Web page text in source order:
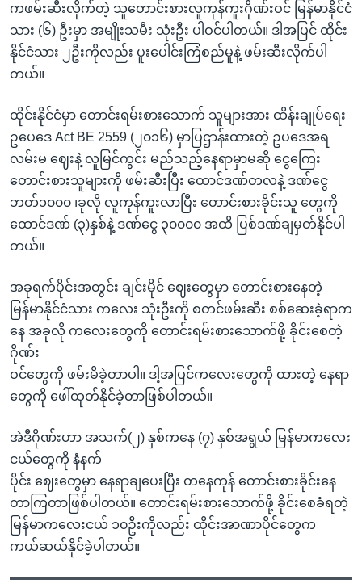
ကဖမ်းဆီးလိုက်တဲ့ သူတောင်းစားလူကုန်ကူးဂိုဏ်းဝင် မြန်မာနိုင်ငံ
သား (၆) ဦးမှာ အမျိုးသမီး သုံးဦး ပါဝင်ပါတယ်။ ဒါအပြင် ထိုင်း
နိုင်ငံသား ၂ဦးကိုလည်း ပူးပေါင်းကြံစည်မူနဲ့ ဖမ်းဆီးလိုက်ပါ
တယ်။
ထိုင်းနိုင်ငံမှာ တောင်းရမ်းစားသောက် သူများအား ထိန်းချုပ်ရေး
ဥပေဒေ Act BE 2559 (၂၀၁၆) မှာပြဌာန်းထားတဲ့ ဥပဒေအရ
လမ်းမ ဈေးနဲ့ လူမြင်ကွင်း မည်သည့်နေရာမှာမဆို ငွေကြေး
တောင်းစားသူများကို ဖမ်းဆီးပြီး ထောင်ဒဏ်တလနဲ့ ဒဏ်ငွေ
ဘတ်၁၀၀၀ ၊ခုလို လူကုန်ကူးလာပြီး တောင်းစားခိုင်းသူ တွေကို
ထောင်ဒဏ် (၃)နှစ်နဲ့ ဒဏ်ငွေ ၃၀၀၀၀ အထိ ပြစ်ဒဏ်ချမှတ်နိုင်ပါ
တယ်။
အခုရက်ပိုင်းအတွင်း ချင်းမိုင် ဈေးတွေမှာ တောင်းစားနေတဲ့
မြန်မာနိုင်ငံသား ကလေး သုံးဦးကို စတင်ဖမ်းဆီး စစ်ဆေးခဲ့ရာက
နေ အခုလို ကလေးတွေကို တောင်းရမ်းစားသောက်ဖို့ ခိုင်းစေတဲ့
ဂိုဏ်း
ဝင်တွေကို ဖမ်းမိခဲ့တာပါ။ ဒါ့အပြင်ကလေးတွေကို ထားတဲ့ နေရာ
တွေကို ဖေါ်ထုတ်နိုင်ခဲ့တာဖြစ်ပါတယ်။
အဲဒီဂိုဏ်းဟာ အသက်(၂) နှစ်ကနေ (၇) နှစ်အရွယ် မြန်မာကလေး
ငယ်တွေကို နံနက်
ပိုင်း ဈေးတွေမှာ နေရာချပေးပြီး တနေကုန် တောင်းစားခိုင်းနေ
တာကြတာဖြစ်ပါတယ်။ တောင်းရမ်းစားသောက်ဖို့ ခိုင်းစေခံရတဲ့
မြန်မာကလေးငယ် ၁၀ဦးကိုလည်း ထိုင်းအာဏာပိုင်တွေက
ကယ်ဆယ်နိုင်ခဲ့ပါတယ်။